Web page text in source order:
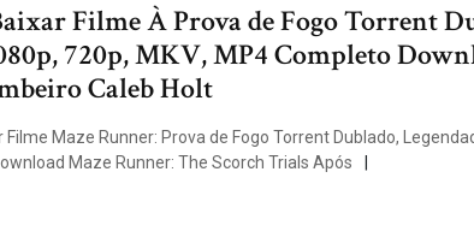
Filme À Prova de Fogo Torrent
720p, MKV, MP4 Completo
Caleb Holt
Filme Maze Runner: Prova de Fogo Torrent Dublado,
Maze Runner: The Scorch Trials Após